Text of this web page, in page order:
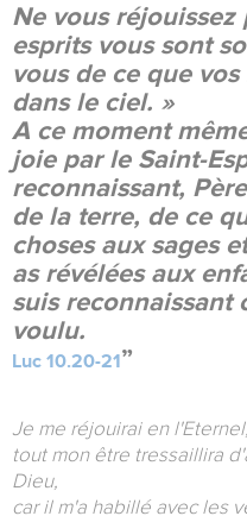
Ne vous réjouissez
esprits vous sont
vous de ce que
dans le ciel. »
A ce moment
joie par le Saint-
reconnaissant,
de la terre, de ce
choses aux sages
as révélées aux
suis reconnaissant
voulu.
Luc 10.20-21
Je me réjouirai en l'Eternel,
tout mon être tressaillira
Dieu,
car il m'a habillé avec les